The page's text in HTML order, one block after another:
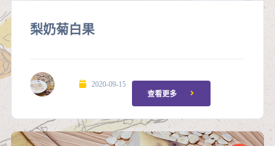
梨奶菊白果
2020-09-15
查看更多